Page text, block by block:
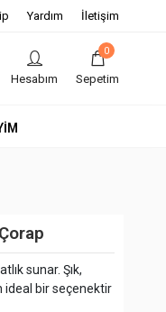
Yardım İletişim
Hesabım
0
Sepetim
sunar. Şık,
ideal bir seçenektir